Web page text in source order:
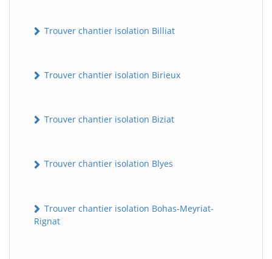
Trouver chantier isolation Billiat
Trouver chantier isolation Birieux
Trouver chantier isolation Biziat
Trouver chantier isolation Blyes
Trouver chantier isolation Bohas-Meyriat-
Rignat